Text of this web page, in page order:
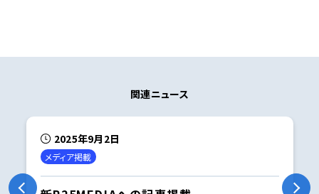
関連ニュース
2025年9月2日
メディア掲載